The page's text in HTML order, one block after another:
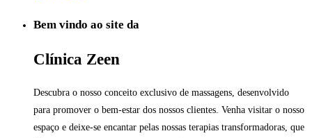
Bem vindo ao site da
Clínica Zeen
Descubra o nosso conceito exclusivo de massagens, desenvolvido
para promover o bem-estar dos nossos clientes. Venha visitar o nosso
espaço e deixe-se encantar pelas nossas terapias transformadoras, que